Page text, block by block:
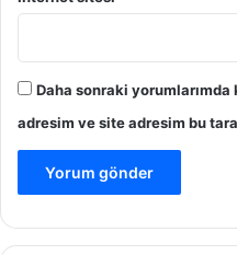
Daha sonraki yorumlarımda
adresim ve site adresim bu